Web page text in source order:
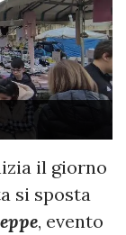
il giorno
si sposta
, evento